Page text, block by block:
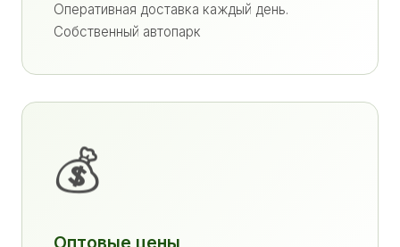
Оперативная доставка каждый день.
Собственный автопарк
💰
Оптовые цены